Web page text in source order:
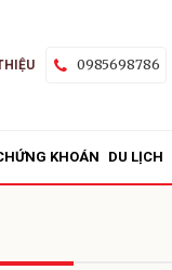
0985698786
KHOÁN DU LỊCH